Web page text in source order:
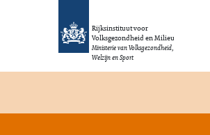
Rijksinstituut voor
Volksgezondheid en Milieu
Ministerie van Volksgezondheid,
Welzijn en Sport